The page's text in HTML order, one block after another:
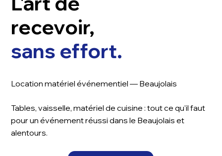
Location matériel événementiel — Beaujolais
recevoir,
sans effort.
Tables, vaisselle, matériel de cuisine : tout ce qu'il faut
pour un événement réussi dans le Beaujolais et
alentours.